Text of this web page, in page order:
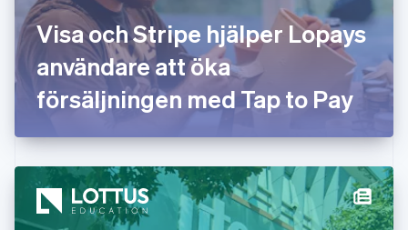
Visa och Stripe hjälper Lopays
användare att öka
försäljningen med Tap to Pay
English
Grekland
English
Hongkong SAR, Kina
English 简体中文
Indien
Irland
English
Italien
ItalianoEnglish